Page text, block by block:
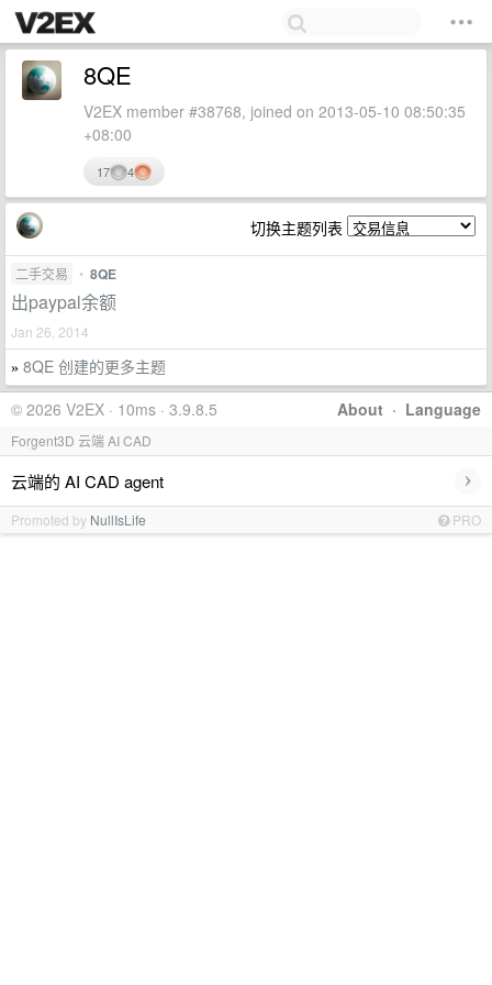
8QE
V2EX member #38768, joined on 2013-05-10 08:50:35
+08:00
17 4
切换主题列表
二手交易 • 8QE
出paypal余额
Jan 26, 2014
» 8QE 创建的更多主题
About · Language
© 2026 V2EX · 10ms · 3.9.8.5
Forgent3D 云端 AI CAD
云端的 AI CAD agent ›
Promoted by NullIsLife PRO